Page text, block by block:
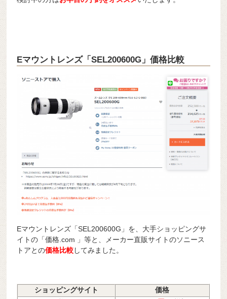
Eマウントレンズ「SEL200600G」価格比較
Eマウントレンズ「SEL200600G」を、大手ショッピングサ
イトの「価格.com 」等と、メーカー直販サイトのソニース
トアとの価格比較してみました。
ショッピングサイト
価格